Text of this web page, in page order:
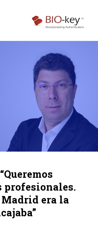
profesionales.
era la